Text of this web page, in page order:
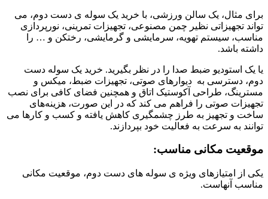
برای مثال، یک سالن ورزشی، با خرید یک سوله ی دست دوم، می
تواند تجهیزاتی نظیر چمن مصنوعی، تجهیزات تمرینی، نورپردازی
مناسب، سیستم تهویه، سرمایشی و گرمایشی، رختکن و … را
داشته باشد.
یا یک استودیو ضبط صدا را در نظر بگیرید. خرید یک سوله دست
دوم، دسترسی به دیوارهای صوتی، تجهیزات ضبط، میکس و
مسترینگ، طراحی آکوستیک اتاق و همچنین فضای کافی برای نصب
تجهیزات صوتی را فراهم می کند که در این صورت، هزینه‌های
ساخت و تجهیز به طرز چشمگیری کاهش یافته و کسب و کارها می
توانند به سرعت به فعالیت خود بپردازند.
موقعیت مکانی مناسب:
یکی از امتیازهای ویژه ی سوله های دست دوم، موقعیت‌ مکانی
مناسب آنهاست.